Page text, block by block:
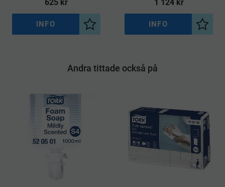
625 kr
Lägg till i önskelista
INFO
1 124kr
Lägg
INFO
Andra tittade också på